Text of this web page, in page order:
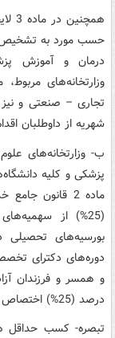
حسب مورد به تشخیص
درمان و آموزش
وزارتخانه‌های
تجاری – صنعتی و
شهریه از داوطلبان
ب- وزارتخانه‌های
پزشکی و کلیه
ماده 2 قانون
(25%) از
بورسیه‌های
دوره‌های دکترای
و همسر و فرزندان
درصد (25%) اختصاص دهند.